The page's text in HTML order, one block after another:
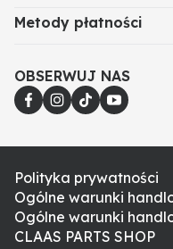
Metody płatności
OBSERWUJ NAS
Polityka prywatności
Ogólne warunki
Ogólne warunki
CLAAS PARTS SHOP